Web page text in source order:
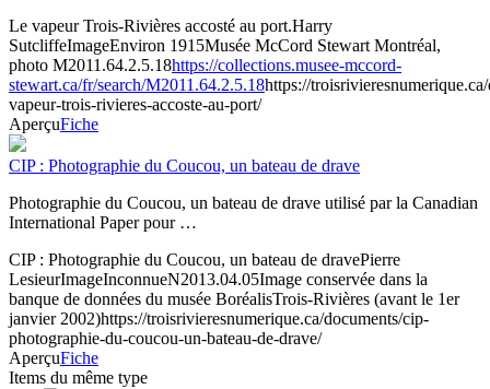
Le vapeur Trois-Rivières accosté au port.Harry
SutcliffeImageEnviron 1915Musée McCord Stewart Montréal,
photo M2011.64.2.5.18https://collections.musee-mccord-
stewart.ca/fr/search/M2011.64.2.5.18https://
vapeur-trois-rivieres-accoste-au-port/
AperçuFiche
CIP : Photographie du Coucou, un bateau de drave
Photographie du Coucou, un bateau de drave utilisé par la Canadian
International Paper pour …
CIP : Photographie du Coucou, un bateau de dravePierre
LesieurImageInconnueN2013.04.05Image conservée dans la
banque de données du musée BoréalisTrois-Rivières (avant le 1er
janvier 2002)https://troisrivieresnumerique.ca/documents/cip-
photographie-du-coucou-un-bateau-de-drave/
AperçuFiche
Items du même type